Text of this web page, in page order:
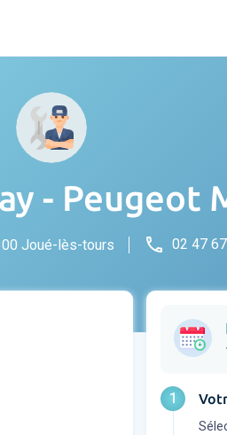
- Peugeot
Joué-lès-tours phone 02 47
1